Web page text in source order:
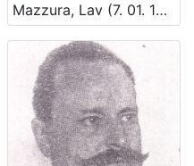
Mazzura, Lav (7. 01. 1876. – 28. 03. 1930.)